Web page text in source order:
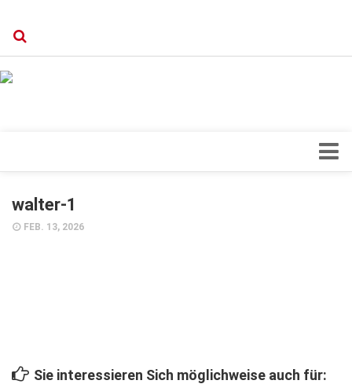
Forschung
walter-1
FEB. 13, 2026
Sie interessieren Sich möglichweise auch für: